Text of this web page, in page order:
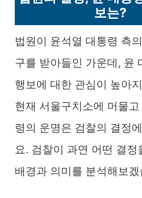
보는?
법원이 윤석열 대통령 측
구를 받아들인 가운데, 윤
행보에 대한 관심이 높아
현재 서울구치소에 머물
령의 운명은 검찰의 결정
요. 검찰이 과연 어떤 결정
배경과 의미를 분석해보